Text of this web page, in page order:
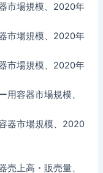
市場規模、2020年
市場規模、2020年
市場規模、2020年
容器市場規模、
器市場規模、2020
上高・販売量、